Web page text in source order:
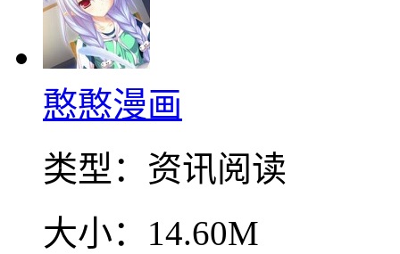
憨憨漫画
类型： 资讯阅读
大小： 14.60M